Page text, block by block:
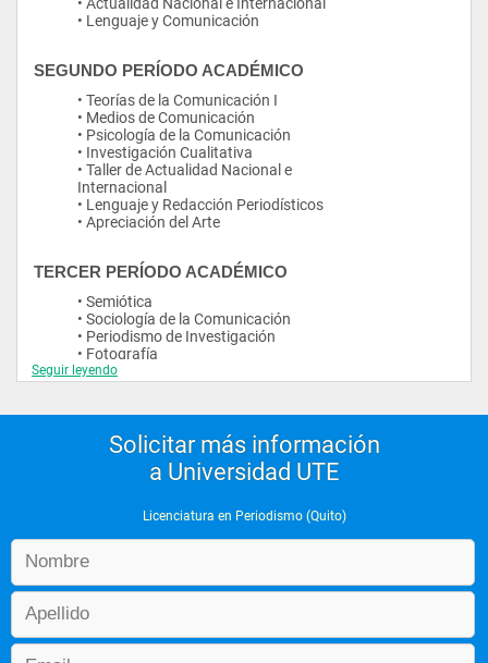
• Lenguaje y Comunicación
SEGUNDO PERÍODO ACADÉMICO
• Teorías de la Comunicación I
• Medios de Comunicación
• Psicología de la Comunicación
• Investigación Cualitativa
• Taller de Actualidad Nacional e
Internacional
• Lenguaje y Redacción Periodísticos
• Apreciación del Arte
TERCER PERÍODO ACADÉMICO
• Semiótica
• Sociología de la Comunicación
• Periodismo de Investigación
• Fotografía
• Lenguaje Audiovisual
CUARTO PERÍODO ACADÉMICO
• Análisis del Discurso
• Géneros Periodísticos
• Taller de Medios Impresos
• Radio
QUINTO PERÍODO ACADÉMICO
• Opinión Pública
• Periodismo Político
Seguir leyendo
Solicitar más información
a Universidad UTE
Licenciatura en Periodismo (Quito)